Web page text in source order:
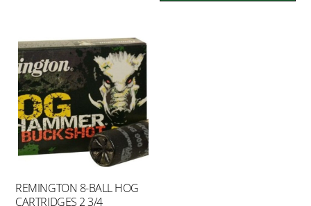
REMINGTON 8-BALL HOG
CARTRIDGES 2 3/4